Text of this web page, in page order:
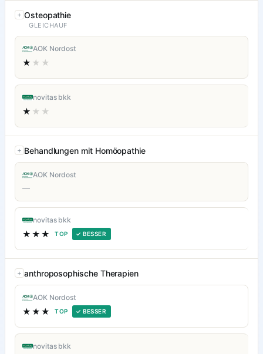
Osteopathie
GLEICHAUF
AOK Nordost
★ ★★
novitas bkk
★ ★★
Behandlungen mit Homöopathie
AOK Nordost
—
novitas bkk
★★★ TOP ✓ BESSER
anthroposophische Therapien
AOK Nordost
★★★ TOP ✓ BESSER
novitas bkk